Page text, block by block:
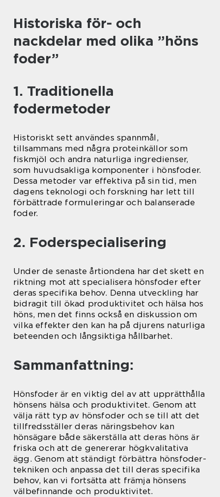
Historiska för- och
nackdelar med olika ”höns
foder”
1. Traditionella
fodermetoder
Historiskt sett användes spannmål,
tillsammans med några proteinkällor som
fiskmjöl och andra naturliga ingredienser,
som huvudsakliga komponenter i hönsfoder.
Dessa metoder var effektiva på sin tid, men
dagens teknologi och forskning har lett till
förbättrade formuleringar och balanserade
foder.
2. Foderspecialisering
Under de senaste årtiondena har det skett en
riktning mot att specialisera hönsfoder efter
deras specifika behov. Denna utveckling har
bidragit till ökad produktivitet och hälsa hos
höns, men det finns också en diskussion om
vilka effekter den kan ha på djurens naturliga
beteenden och långsiktiga hållbarhet.
Sammanfattning:
Hönsfoder är en viktig del av att upprätthålla
hönsens hälsa och produktivitet. Genom att
välja rätt typ av hönsfoder och se till att det
tillfredsställer deras näringsbehov kan
hönsägare både säkerställa att deras höns är
friska och att de genererar högkvalitativa
ägg. Genom att ständigt förbättra hönsfoder-
tekniken och anpassa det till deras specifika
behov, kan vi fortsätta att främja hönsens
välbefinnande och produktivitet.